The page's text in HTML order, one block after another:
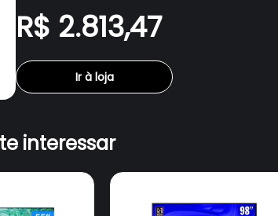
R$ 2.813,47
Ir à loja
interessar